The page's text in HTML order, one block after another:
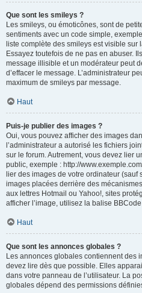
Que sont les smileys ?
Les smileys, ou émoticônes, sont de
sentiments avec un code simple,
liste complète des smileys est visible sur
Essayez toutefois de ne pas en abuser.
message illisible et un modérateur peut
d’effacer le message. L’administrateur
maximum de smileys par message.
Haut
Puis-je publier des images ?
Oui, vous pouvez afficher des images
l’administrateur a autorisé les fichiers
sur le forum. Autrement, vous devez lier
public, exemple : http://
lier des images de votre ordinateur (sauf
images placées derrière des
aux lettres Hotmail ou Yahoo!, sites
afficher l’image, utilisez la balise
Haut
Que sont les annonces globales ?
Les annonces globales contiennent des
devez lire dès que possible. Elles
dans votre panneau de l’utilisateur. La
globales dépend des permissions